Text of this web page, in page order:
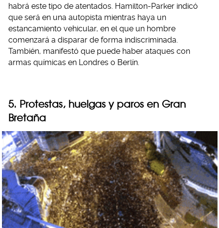
habrá este tipo de atentados. Hamilton-Parker indicó
que será en una autopista mientras haya un
estancamiento vehicular, en el que un hombre
comenzará a disparar de forma indiscriminada.
También, manifestó que puede haber ataques con
armas químicas en Londres o Berlín.
5. Protestas, huelgas y paros en Gran
Bretaña